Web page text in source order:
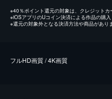
※40％ポイント還元の対象は、クレジットカ
※iOSアプリのUコイン決済による作品の購
※還元の対象外となる決済方法や商品があり
フルHD画質 / 4K画質